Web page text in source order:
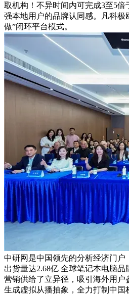
取机构！不异时间内可完成3至5
强本地用户的品牌认同感。凡科极
做”闭环平台模式。
中研网是中国领先的分析经济门户
出货量达2.68亿 全球笔记本电脑
营销供给了立异径，吸引海外用
生成虚拟从播抽象，全力打制中